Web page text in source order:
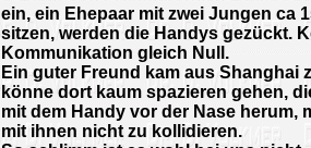
ein, ein Ehepaar mit zwei Jungen ca
sitzen, werden die Handys gezückt.
Kommunikation gleich Null.
Ein guter Freund kam aus Shanghai
könne dort kaum spazieren gehen,
mit dem Handy vor der Nase herum,
mit ihnen nicht zu kollidieren.